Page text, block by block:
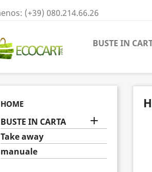
(+39) 080.214.66.26
BUSTE IN
HOME
BUSTE IN CARTA 
Take away
manuale